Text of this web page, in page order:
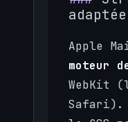
adaptée
Apple
moteur
WebKit
Safari).